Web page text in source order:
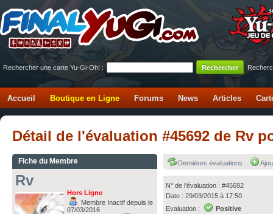
Rechercher une carte Yu-Gi-Oh! :
Accueil Boutique en Ligne Forums News Articles
Détail de l'évaluation #45692 de Rv
Fiche du Membre
Rv
Hors Ligne
Membre Inactif depuis le
07/03/2016
Dernières évaluations
N° de l'évaluation : #45692
Date : 29/03/2015 à 17:50
Evaluation :
Positive